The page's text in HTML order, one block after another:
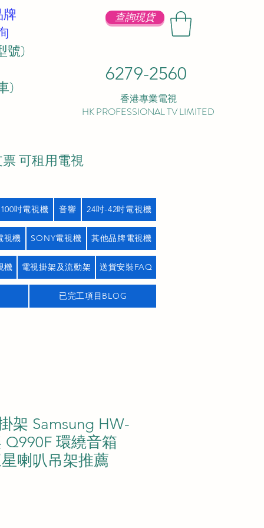
查詢現貨
6279-2560
香港專業電視
HK PROFESSIONAL TV LIMITED
號)
)
可租用電視
吋電視機 音響 24吋-42吋電視機
視機 SONY電視機 其他品牌電視機
機 電視掛架及流動架 送貨安裝FAQ
已完工項目BLOG
架 Samsung HW-
Q990F 環繞音箱
喇叭吊架推薦